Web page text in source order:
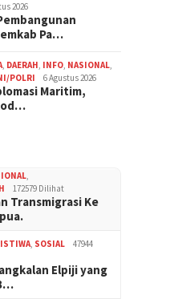
2026
Pa…
, DAERAH, INFO, NASIONAL,
POLRI 6 Agustus 2026
Maritim,
,
172579 Dilihat
Transmigrasi Ke
, SOSIAL
47944
Elpiji yang